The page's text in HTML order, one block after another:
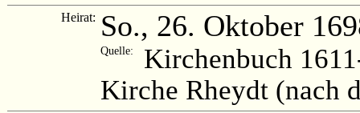
Heirat: So., 26. Oktober
Quelle:
Kirchenbuch
Kirche Rheydt (nach